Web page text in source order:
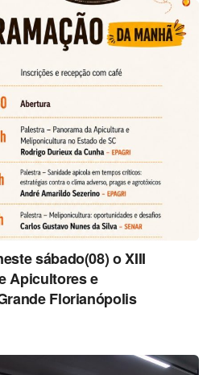
sábado(08) o XIII
Apicultores e
Florianópolis